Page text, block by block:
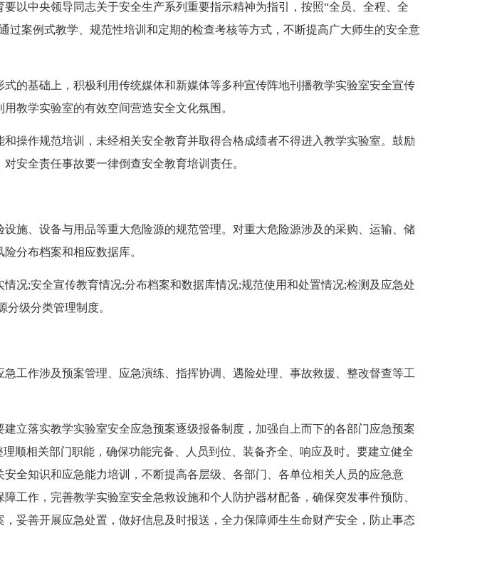
中央领导同志关于安全生产系列重要指示精神为指引，按照“全员、全程、全
案例式教学、规范性培训和定期的检查考核等方式，不断提高广大师生的安全意
基础上，积极利用传统媒体和新媒体等多种宣传阵地刊播教学实验室安全宣传
教学实验室的有效空间营造安全文化氛围。
作规范培训，未经相关安全教育并取得合格成绩者不得进入教学实验室。鼓励
安全责任事故要一律倒查安全教育培训责任。
、设备与用品等重大危险源的规范管理。对重大危险源涉及的采购、运输、储
分布档案和相应数据库。
;安全宣传教育情况;分布档案和数据库情况;规范使用和处置情况;检测及应急处
级分类管理制度。
作涉及预案管理、应急演练、指挥协调、遇险处理、事故救援、整改督查等工
落实教学实验室安全应急预案逐级报备制度，加强自上而下的各部门应急预案
顺相关部门职能，确保功能完备、人员到位、装备齐全、响应及时。要建立健全
全知识和应急能力培训，不断提高各层级、各部门、各单位相关人员的应急意
工作，完善教学实验室安全急救设施和个人防护器材配备，确保突发事件预防、
妥善开展应急处置，做好信息及时报送，全力保障师生生命财产安全，防止事态